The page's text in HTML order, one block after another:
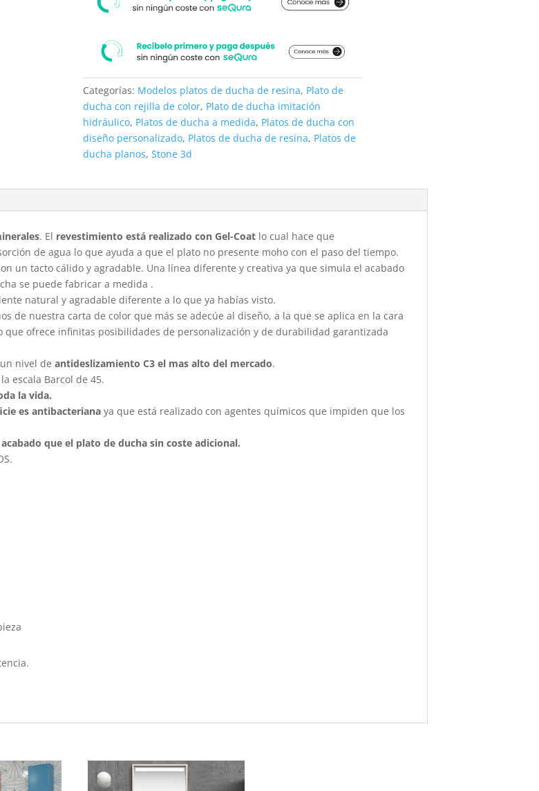
Categorías: Modelos platos de ducha de resina, Plato de
ducha con rejilla de color, Plato de ducha imitación
hidráulico, Platos de ducha a medida, Platos de ducha con
diseño personalizado, Platos de ducha de resina, Platos de
ducha planos,Stone 3d
. El revestimiento está realizado con Gel-Coat lo cual hace que
de agua lo que ayuda a que el plato no presente moho con el paso del tiempo.
un tacto cálido y agradable. Una línea diferente y creativa ya que simula el acabado
se puede fabricar a medida .
natural y agradable diferente a lo que ya habías visto.
de nuestra carta de color que más se adecúe al diseño, a la que se aplica en la cara
ofrece infinitas posibilidades de personalización y de durabilidad garantizada
nivel deantideslizamiento C3 el mas alto del mercado.
escala Barcol de 45.
la vida.
es antibacterianaya que está realizado con agentes químicos que impiden que los
que el plato de ducha sin coste adicional.